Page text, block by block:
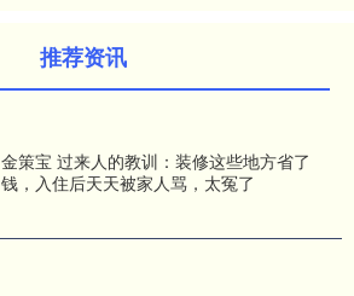
推荐资讯
金策宝 过来人的教训：装修这些地方省了
钱，入住后天天被家人骂，太冤了